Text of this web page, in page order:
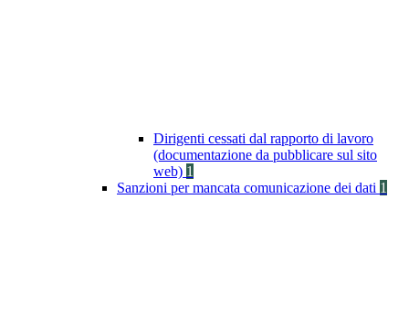
Dirigenti cessati dal rapporto di lavoro
(documentazione da pubblicare sul sito
web) 1
Sanzioni per mancata comunicazione dei dati 1